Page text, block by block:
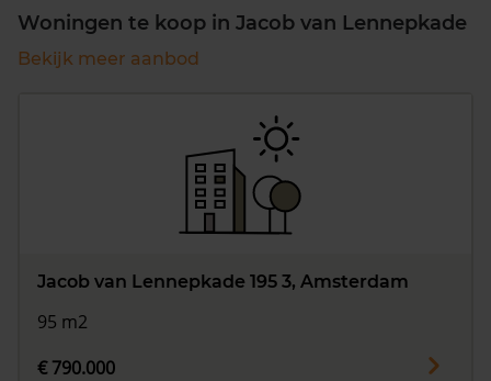
Woningen te koop in Jacob van Lennepkade
Bekijk meer aanbod
Jacob van Lennepkade 195 3, Amsterdam
95 m2
€ 790.000